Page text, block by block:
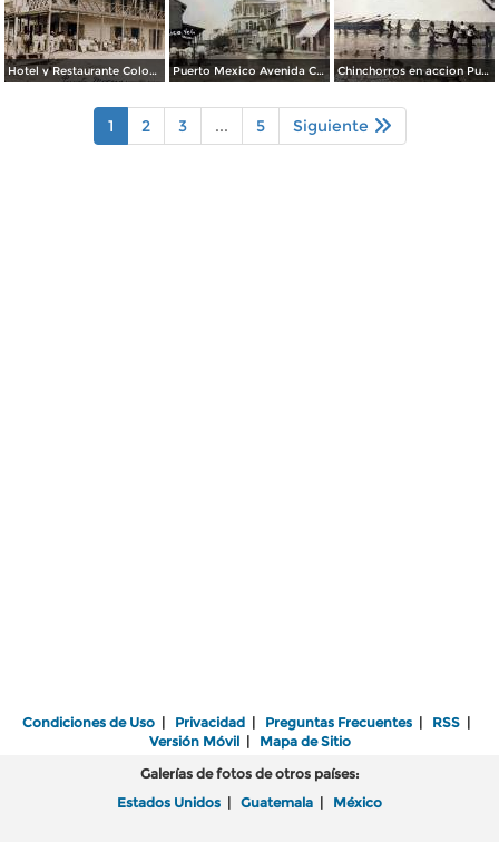
Hotel y Restaurante Colon Puero Mexico Coatzacoalcos, Veracruz. Puerto Mexico Avenida Corregidora ( Circulada el 4 de junio de 1932 ). Chinchorros en accion Puerto Mexico ( Circulada el 20 de Octubre de 1927 ).
1 2 3 ... 5 Siguiente
Condiciones de Uso | Privacidad | Preguntas Frecuentes | RSS |
Versión Móvil| Mapa de Sitio
Galerías de fotos de otros países:
Estados Unidos | Guatemala | México